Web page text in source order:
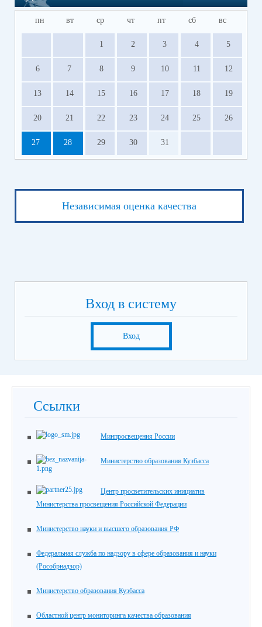
пн вт ср чт пт сб вс
1 2 3 4 5
6 7 8 9 10 11 12
13 14 15 16 17 18 19
20 21 22 23 24 25 26
27 28 29 30 31
Независимая оценка качества
Вход в систему
Вход
Ссылки
Минпросвещения России
Министерство образования Кузбасса
Центр просветительских инициатив
Министерства просвещения Российской Федерации
Министерство науки и высшего образования РФ
Федеральная служба по надзору в сфере образования и науки
(Рособрнадзор)
Министерство образования Кузбасса
Областной центр мониторинга качества образования